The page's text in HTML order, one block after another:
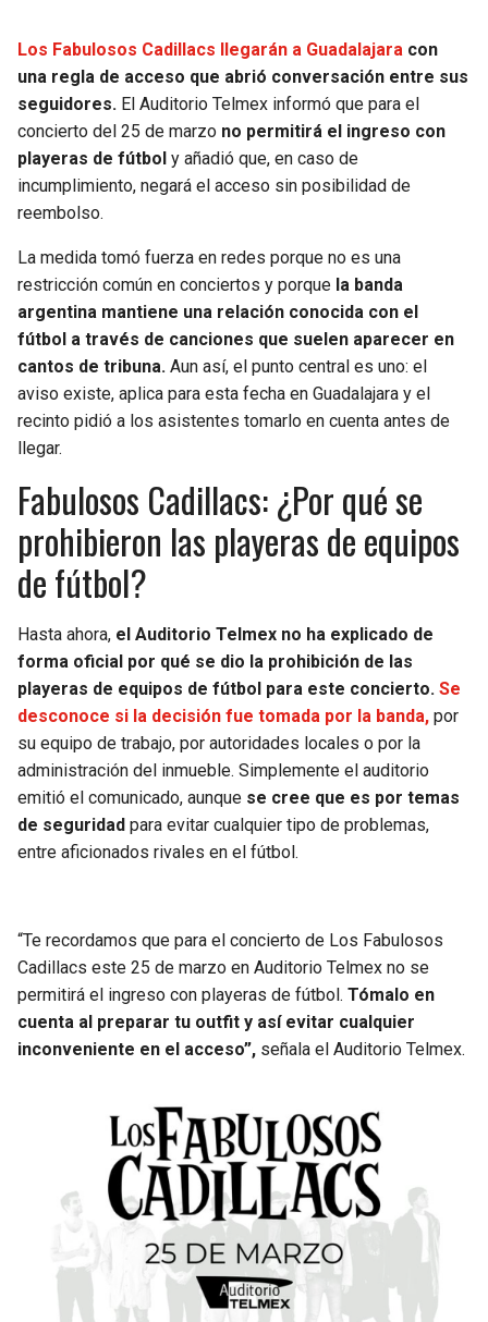
PACKERS
VIKINGS
FALCONS
SAINTS
TIMBERWOLVES
THUNDER
TRAIL BLAZERS
Los Fabulosos Cadillacs llegarán a Guadalajara con
una regla de acceso que abrió conversación entre sus
seguidores. El Auditorio Telmex informó que para el
concierto del 25 de marzo no permitirá el ingreso con
playeras de fútbol y añadió que, en caso de
incumplimiento, negará el acceso sin posibilidad de
reembolso.
La medida tomó fuerza en redes porque no es una
restricción común en conciertos y porque la banda
argentina mantiene una relación conocida con el
fútbol a través de canciones que suelen aparecer en
cantos de tribuna. Aun así, el punto central es uno: el
aviso existe, aplica para esta fecha en Guadalajara y el
recinto pidió a los asistentes tomarlo en cuenta antes de
llegar.
Fabulosos Cadillacs: ¿Por qué se
prohibieron las playeras de equipos
de fútbol?
Hasta ahora, el Auditorio Telmex no ha explicado de
forma oficial por qué se dio la prohibición de las
playeras de equipos de fútbol para este concierto. Se
desconoce si la decisión fue tomada por la banda, por
su equipo de trabajo, por autoridades locales o por la
administración del inmueble. Simplemente el auditorio
emitió el comunicado, aunque se cree que es por temas
de seguridad para evitar cualquier tipo de problemas,
entre aficionados rivales en el fútbol.
“Te recordamos que para el concierto de Los Fabulosos
Cadillacs este 25 de marzo en Auditorio Telmex no se
permitirá el ingreso con playeras de fútbol. Tómalo en
cuenta al preparar tu outfit y así evitar cualquier
inconveniente en el acceso”, señala el Auditorio Telmex.